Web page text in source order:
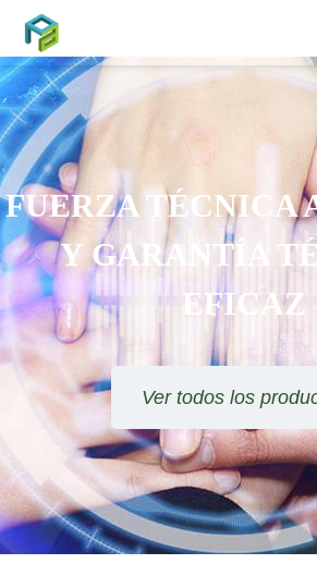
FUERZA TÉCNICA
Y GARANTÍA
EFICAZ
Ver todos los